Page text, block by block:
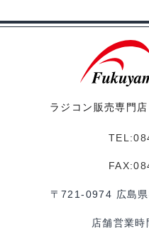
ラジコン販売専門
〒721-0974 広島
店舗営業